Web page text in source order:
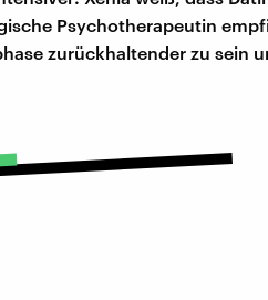
Psychotherapeutin
zurückhaltender zu sein